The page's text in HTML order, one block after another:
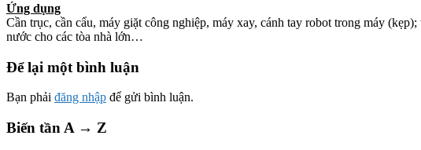
Ứng dụng
Cần trục, cần cẩu, máy giặt công nghiệp, máy xay, cánh tay robot trong máy
nước cho các tòa nhà lớn…
Để lại một bình luận
Bạn phải đăng nhập để gửi bình luận.
Biến tần A → Z